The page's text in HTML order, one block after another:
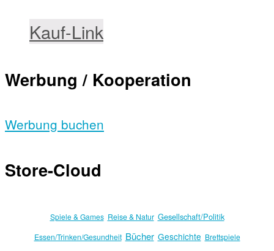
Kauf-Link
Werbung / Kooperation
Werbung buchen
Store-Cloud
Spiele & Games Reise & Natur Gesellschaft/Politik
Essen/Trinken/Gesundheit Bücher Geschichte Brettspiele